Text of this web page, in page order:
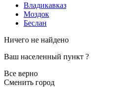
Владикавказ
Моздок
Беслан
Ничего не найдено
Ваш населенный пункт ?
Все верно
Сменить город